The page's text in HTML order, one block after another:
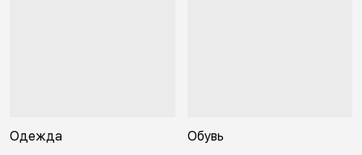
Одежда Обувь